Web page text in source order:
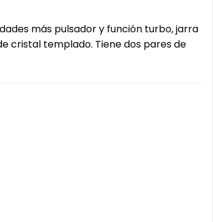
más pulsador y función turbo, jarra
cristal templado. Tiene dos pares de